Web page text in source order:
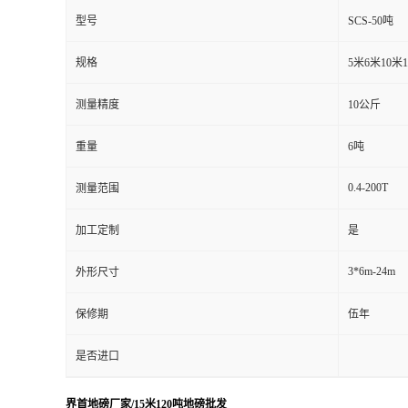
型号 SCS-50吨
规格 5米6米10米
测量精度 10公斤
重量 6吨
测量范围 0.4-200T
加工定制 是
外形尺寸 3*6m-24m
保修期 伍年
是否进口
界首地磅厂家/15米120吨地磅批发